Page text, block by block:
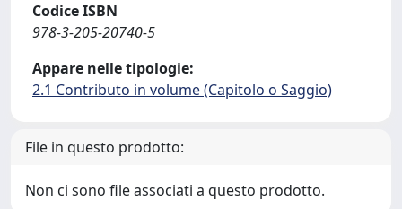
Codice ISBN
978-3-205-20740-5
Appare nelle tipologie:
2.1 Contributo in volume (Capitolo o Saggio)
File in questo prodotto:
Non ci sono file associati a questo prodotto.